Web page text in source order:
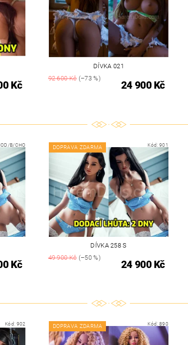
Kč
DÍVKA 021
92 600 Kč(–73 %)
24 900 Kč
B/CHO
Kč
DOPRAVA ZDARMA Kód:901
DÍVKA 258 S
49 900 Kč(–50 %)
24 900 Kč
Kód: 902 DOPRAVA ZDARMA Kód:890